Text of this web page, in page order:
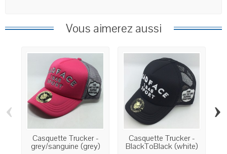
Vous aimerez aussi
Casquette Trucker -
grey/sanguine (grey)
Casquette Trucker -
BlackToBlack (white)
‹ ›